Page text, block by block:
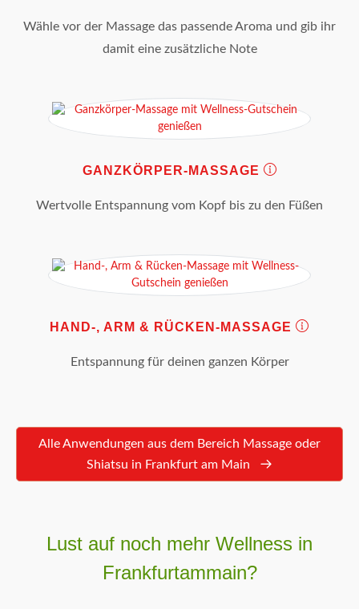
Wähle vor der Massage das passende Aroma und gib ihr
damit eine zusätzliche Note
GANZKÖRPER-MASSAGE
Wertvolle Entspannung vom Kopf bis zu den Füßen
HAND-, ARM & RÜCKEN-MASSAGE
Entspannung für deinen ganzen Körper
Alle Anwendungen aus dem Bereich Massage oder
Shiatsu in Frankfurt am Main
Lust auf noch mehr Wellness in
Frankfurtammain?